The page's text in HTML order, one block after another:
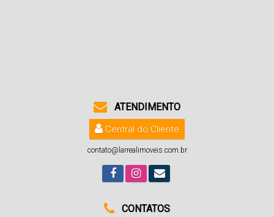
ATENDIMENTO
Central do Cliente
contato@larrealimoveis.com.br
CONTATOS